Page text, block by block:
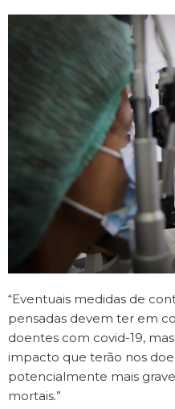
“Eventuais medidas de
pensadas devem ter em
doentes com covid-19,
impacto que terão nos
potencialmente mais
mortais.”